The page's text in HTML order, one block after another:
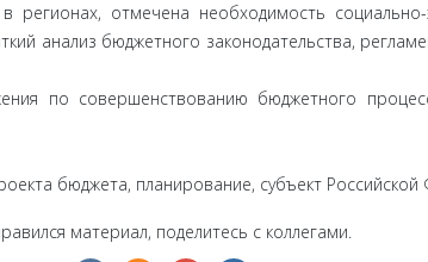
отмечена необходимость
анализ бюджетного законодательства,
по совершенствованию бюджетного
бюджета, планирование, субъект Российской
материал, поделитесь с коллегами.